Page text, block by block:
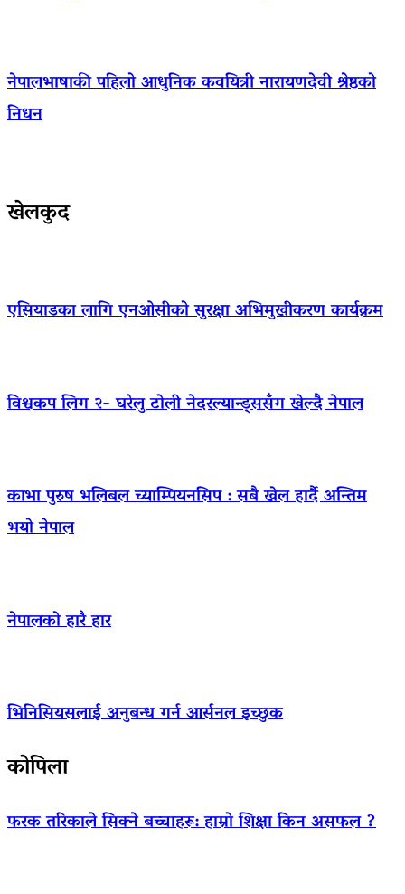
नेपालभाषाकी पहिलो आधुनिक कवयित्री नारायणदेवी श्रेष्ठको
निधन
खेलकुद
एसियाडका लागि एनओसीको सुरक्षा अभिमुखीकरण कार्यक्रम
विश्वकप लिग २- घरेलु टोली नेदरल्यान्ड्ससँग खेल्दै नेपाल
काभा पुरुष भलिबल च्याम्पियनसिप : सबै खेल हार्दै अन्तिम
भयो नेपाल
नेपालको हारै हार
भिनिसियसलाई अनुबन्ध गर्न आर्सनल इच्छुक
कोपिला
फरक तरिकाले सिक्ने बच्चाहरू: हाम्रो शिक्षा किन असफल ?